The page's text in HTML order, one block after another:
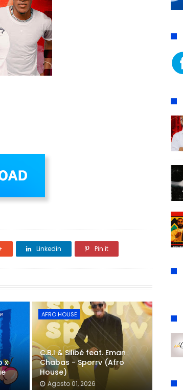
Linkedin Pin it
x
AFRO HOUSE
C.B.I & Silibé feat. Eman
Chabas - Sporrv (Afro
House)
Agosto 01, 2026